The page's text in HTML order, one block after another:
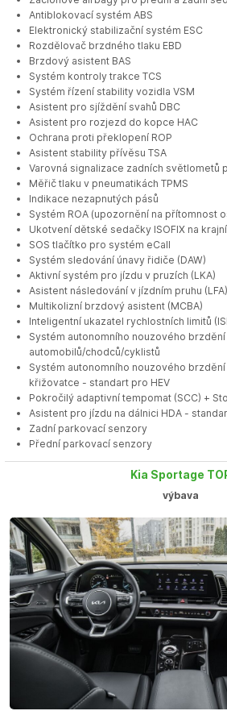
Antiblokovací systém ABS
Elektronický stabilizační systém ESC
Rozdělovač brzdného tlaku EBD
Brzdový asistent BAS
Systém kontroly trakce TCS
Systém řízení stability vozidla VSM
Asistent pro sjíždění svahů DBC
Asistent pro rozjezd do kopce HAC
Ochrana proti překlopení ROP
Asistent stability přívěsu TSA
Varovná signalizace zadních světlometů
Měřič tlaku v pneumatikách TPMS
Indikace nezapnutých pásů
Systém ROA (upozornění na přítomnost
Ukotvení dětské sedačky ISOFIX na
SOS tlačítko pro systém eCall
Systém sledování únavy řidiče (DAW)
Aktivní systém pro jízdu v pruzích (LKA)
Asistent následování v jízdním pruhu (LFA)
Multikolizní brzdový asistent (MCBA)
Inteligentní ukazatel rychlostních limitů
Systém autonomního nouzového
automobilů/chodců/cyklistů
Systém autonomního nouzového
křižovatce - standart pro HEV
Pokročilý adaptivní tempomat (SCC) +
Asistent pro jízdu na dálnici HDA -
Zadní parkovací senzory
Přední parkovací senzory
Kia Sportage
výbava